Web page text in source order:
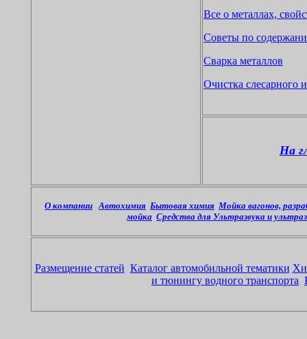
Все о металлах,
Советы по
Сварка металлов
Очистка слесарного
На
О компании Автохимия Бытовая химия Мойка вагонов,
мойка Средства для Ультразвука и
Размещение статей Каталог автомобильной тематики
и тюнингу водного транспорта